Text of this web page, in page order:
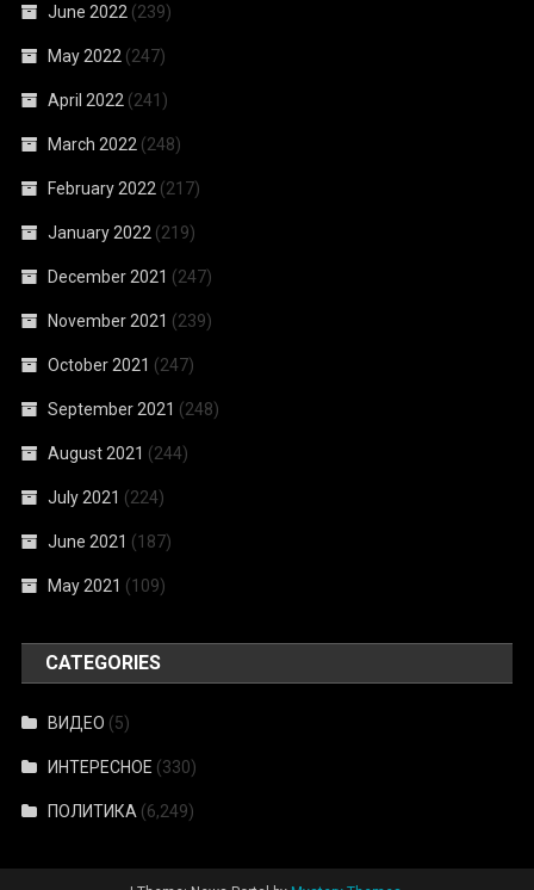
June 2022 (239)
May 2022 (247)
April 2022 (241)
March 2022 (248)
February 2022 (217)
January 2022 (219)
December 2021 (247)
November 2021 (239)
October 2021 (247)
September 2021 (248)
August 2021 (244)
July 2021 (224)
June 2021 (187)
May 2021 (109)
CATEGORIES
ВИДЕО (5)
ИНТЕРЕСНОЕ (330)
ПОЛИТИКА (6,249)